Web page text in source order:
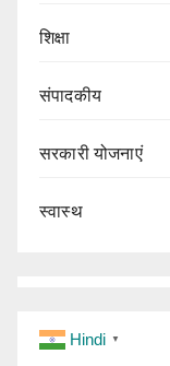
शिक्षा
संपादकीय
सरकारी योजनाएं
स्वास्थ
Hindi ▼